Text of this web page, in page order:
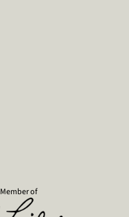
Member of